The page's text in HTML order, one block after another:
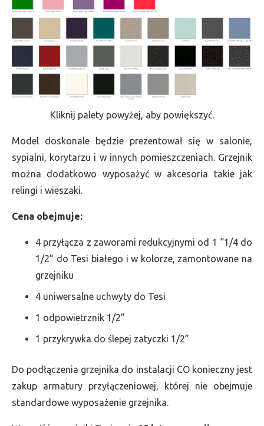
Kliknij palety powyżej, aby powiększyć.
Model doskonale będzie prezentował się w salonie,
sypialni, korytarzu i w innych pomieszczeniach. Grzejnik
można dodatkowo wyposażyć w akcesoria takie jak
relingi i wieszaki.
Cena obejmuje:
4 przyłącza z zaworami redukcyjnymi od 1 “1/4 do
1/2” do Tesi białego i w kolorze, zamontowane na
grzejniku
4 uniwersalne uchwyty do Tesi
1 odpowietrznik 1/2”
1 przykrywka do ślepej zatyczki 1/2”
Do podłączenia grzejnika do instalacji CO konieczny jest
zakup armatury przyłączeniowej, której nie obejmuje
standardowe wyposażenie grzejnika.